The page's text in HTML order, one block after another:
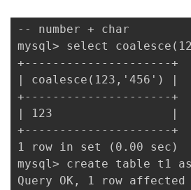
-- number + char
mysql> select
+---------------------+
| coalesce(123,'456') |
+---------------------+
| 123                 |
+---------------------+
1 row in set (0.00 sec)
mysql> create table t1
Query OK, 1 row